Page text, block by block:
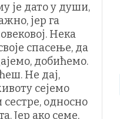
је дато у души,
јер га
Нека
спасење, да
добићемо.
Не дај,
сејемо
сестре, односно
Јер ако семе,